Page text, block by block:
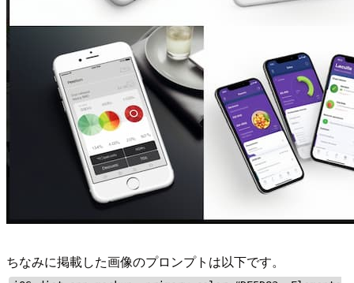
ちなみに掲載した画像のプロンプトは以下です。